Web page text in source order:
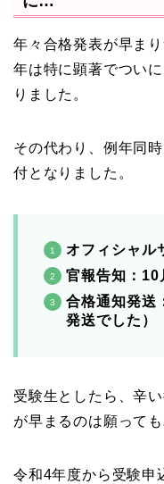
年々合格発表が早ま
年は特に顕著でつい
りました。
その代わり、例年同
付となりました。
オフィシャ
官報告知：10
合格通知発送
発送でした）
受験生としたら、辛
が早まるのは願って
令和4年度から受験申